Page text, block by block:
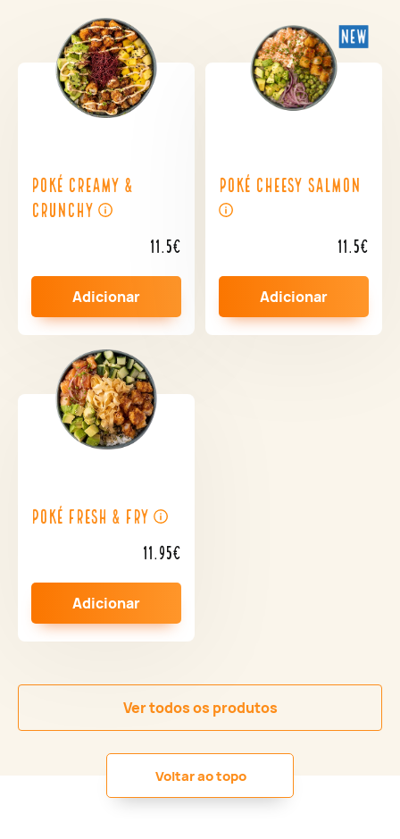
Poké Creamy &
Crunchy
11.5€
Adicionar
Poké Cheesy Salmon
11.5€
Adicionar
Poké Fresh & Fry
11.95€
Adicionar
Ver todos os produtos
Voltar ao topo